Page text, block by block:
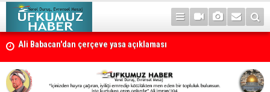
Ali Babacan'dan çerçeve yasa açıklaması
Petrol erzan bû